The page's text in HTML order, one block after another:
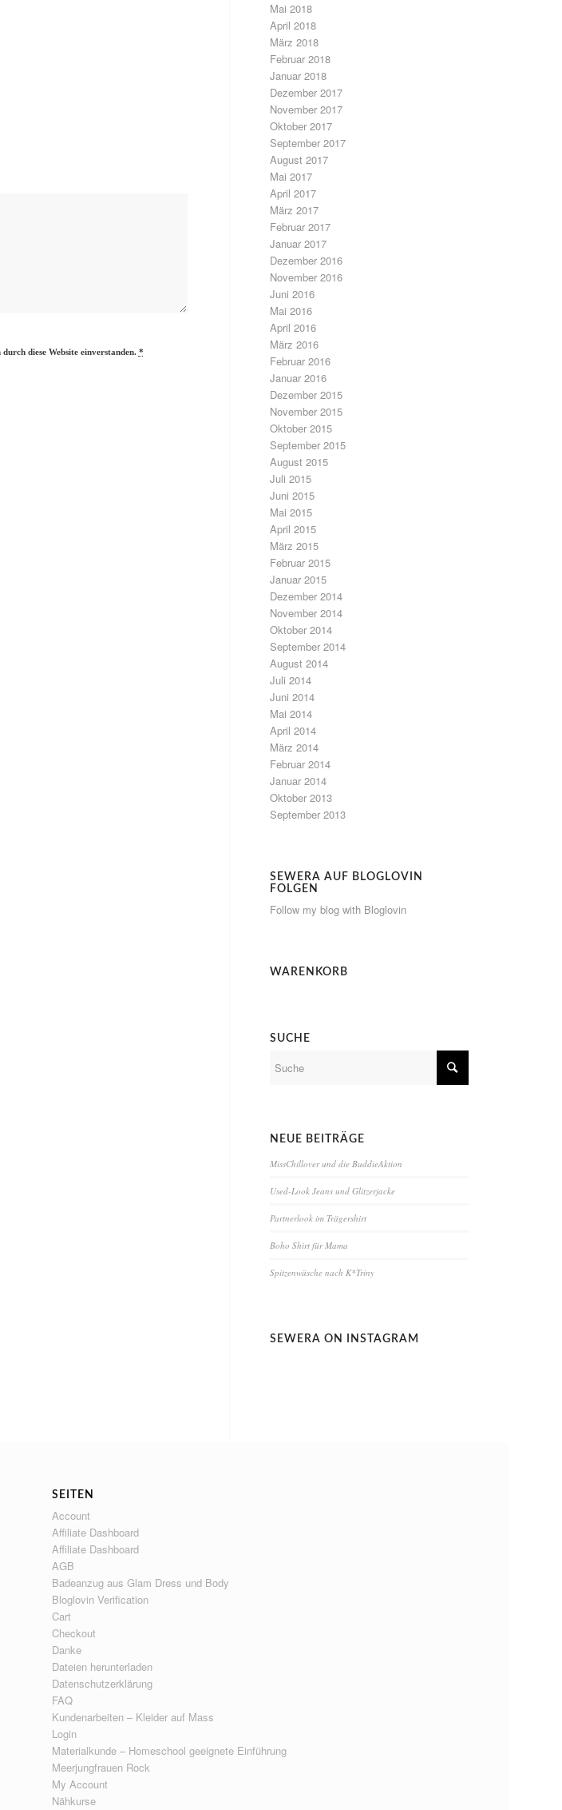
diese Website einverstanden. *
Mai 2018
April 2018
März 2018
Februar 2018
Januar 2018
Dezember 2017
November 2017
Oktober 2017
September 2017
August 2017
Mai 2017
April 2017
März 2017
Februar 2017
Januar 2017
Dezember 2016
November 2016
Juni 2016
Mai 2016
April 2016
März 2016
Februar 2016
Januar 2016
Dezember 2015
November 2015
Oktober 2015
September 2015
August 2015
Juli 2015
Juni 2015
Mai 2015
April 2015
März 2015
Februar 2015
Januar 2015
Dezember 2014
November 2014
Oktober 2014
September 2014
August 2014
Juli 2014
Juni 2014
Mai 2014
April 2014
März 2014
Februar 2014
Januar 2014
Oktober 2013
September 2013
SEWERA AUF BLOGLOVIN
FOLGEN
Follow my blog with Bloglovin
WARENKORB
SUCHE
NEUE BEITRÄGE
MissChillover und die BuddieAktion
Used-Look Jeans und Glitzerjacke
Partnerlook im Trägershirt
Boho Shirt für Mama
Spitzenwäsche nach K*Triny
SEWERA ON INSTAGRAM
SEITEN
Account
Affiliate Dashboard
Affiliate Dashboard
AGB
Badeanzug aus Glam Dress und Body
Bloglovin Verification
Cart
Checkout
Danke
Dateien herunterladen
Datenschutzerklärung
FAQ
Kundenarbeiten – Kleider auf Mass
Login
Materialkunde – Homeschool geeignete Einführung
Meerjungfrauen Rock
My Account
Nähkurse